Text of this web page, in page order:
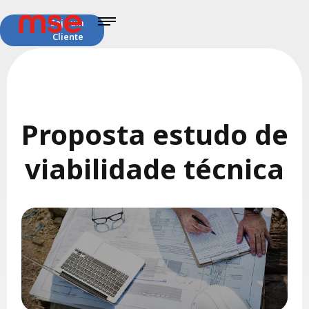
Seja um
Cliente
Proposta estudo de
viabilidade técnica